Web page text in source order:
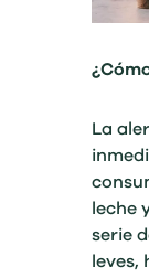
La
leche
serie
leves,